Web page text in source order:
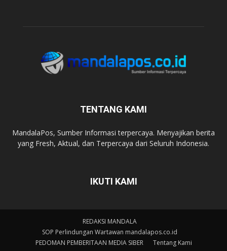
TENTANG KAMI
MandalaPos, Sumber Informasi terpercaya. Menyajikan berita
yang Fresh, Aktual, dan Terpercaya dari Seluruh Indonesia.
IKUTI KAMI
REDAKSI MANDALA
SOP Perlindungan Wartawan mandalapos.co.id
PEDOMAN PEMBERITAAN MEDIA SIBER
Tentang Kami